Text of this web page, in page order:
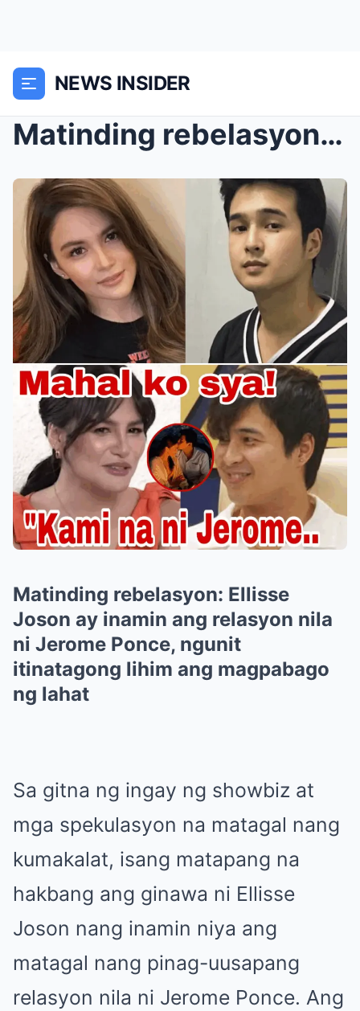
NEWS INSIDER
Matinding rebelasyon: Ellisse Joson ay inamin ang ...
Matinding rebelasyon: Ellisse
Joson ay inamin ang relasyon nila
ni Jerome Ponce, ngunit
itinatagong lihim ang magpabago
ng lahat
Sa gitna ng ingay ng showbiz at
mga spekulasyon na matagal nang
kumakalat, isang matapang na
hakbang ang ginawa ni Ellisse
Joson nang inamin niya ang
matagal nang pinag-uusapang
relasyon nila ni Jerome Ponce. Ang